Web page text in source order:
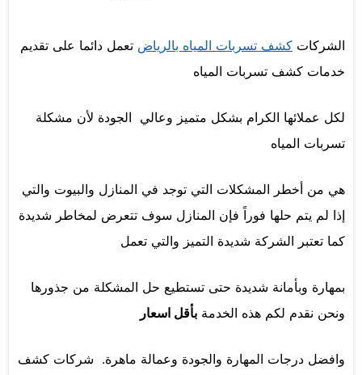
الشركات كشف تسربات المياه بالرياض تعمل دائما على تقديم
خدمات كشف تسربات المياه
لكل عملائها الكرام بشكل متميز وعالي الجودة لأن مشكلة
تسربات المياه
هي من أخطر المشكلات التي توجد في المنازل والبيوت والتي
إذا لم يتم حلها فوراً فإن المنازل سوف تتعرض لمخاطر شديدة
كما تعتبر الشركة شديدة التميز والتي تعمل
بمهارة وبأمانة شديدة حتى تستطيع حل المشكلة من جذورها
ونحن نقدم لكم هذه الخدمة بأقل اسعار
وافضل درجات المهارة والجودة وعمالة ماهرة. شركات كشف